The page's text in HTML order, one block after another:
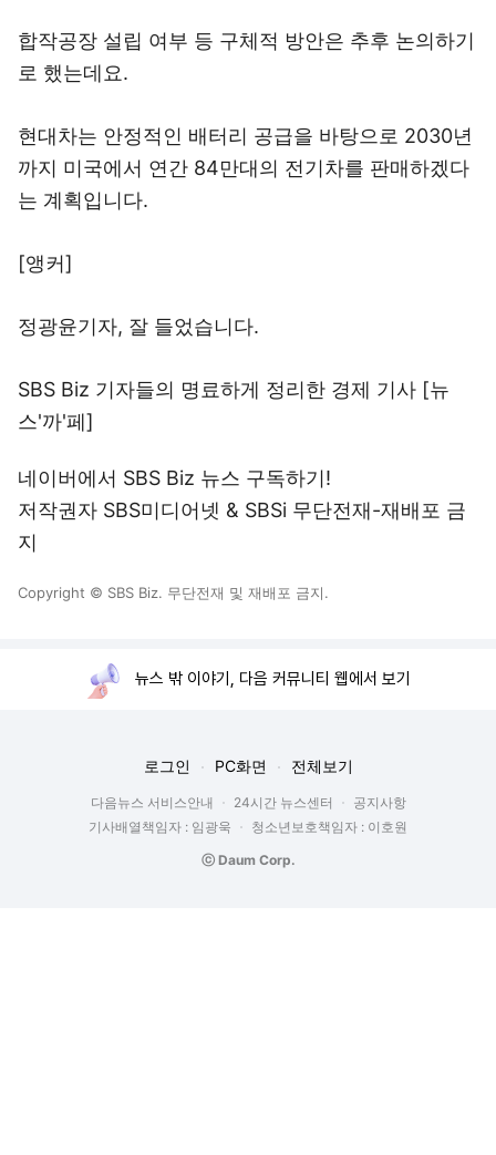
합작공장 설립 여부 등 구체적 방안은 추후 논의하기
로 했는데요.
현대차는 안정적인 배터리 공급을 바탕으로 2030년
까지 미국에서 연간 84만대의 전기차를 판매하겠다
는 계획입니다.
[앵커]
정광윤기자, 잘 들었습니다.
SBS Biz 기자들의 명료하게 정리한 경제 기사 [뉴
스'까'페]
네이버에서 SBS Biz 뉴스 구독하기!
저작권자 SBS미디어넷 & SBSi 무단전재-재배포 금
지
Copyright © SBS Biz. 무단전재 및 재배포 금지.
뉴스 밖 이야기, 다음 커뮤니티 웹에서 보기
로그인 PC화면 전체보기
다음뉴스 서비스안내 24시간 뉴스센터
공지사항
기사배열책임자 : 임광욱
청소년보호책임자 : 이호원
ⓒ Daum Corp.